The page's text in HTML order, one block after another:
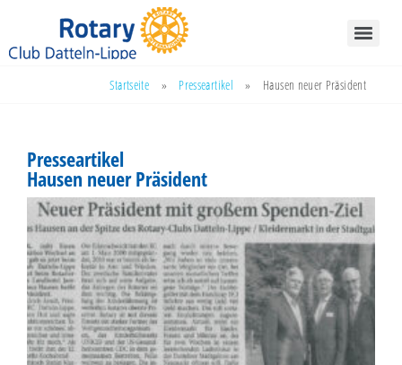
Startseite » Presseartikel » Hausen neuer Präsident
Presseartikel
Hausen neuer Präsident